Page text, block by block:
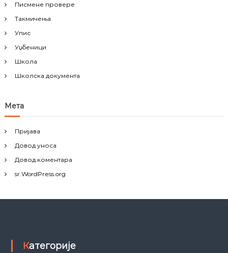
Писмене провере
Такмичења
Упис
Уџбеници
Школа
Школска документа
Мета
Пријава
Довод уноса
Довод коментара
sr.WordPress.org
Категорије